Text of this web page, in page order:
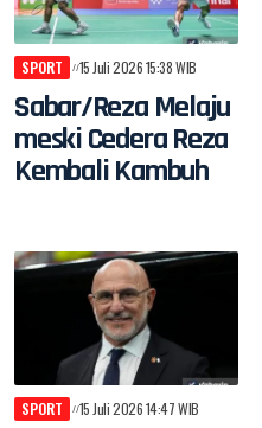
SPORT 15 Juli 2026 15:38 WIB
Sabar/Reza Melaju
meski Cedera Reza
Kembali Kambuh
SPORT 15 Juli 2026 14:47 WIB